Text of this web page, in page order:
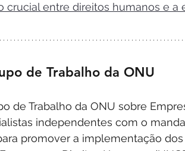
crucial entre direitos humanos e a
de Trabalho da ONU
de Trabalho da ONU sobre
independentes com o
promover a implementação